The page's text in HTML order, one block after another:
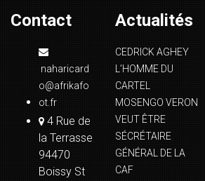
Contact
naharicard
o@afrikafo
ot.fr
4 Rue de
la Terrasse
94470
Boissy St
Actualités
CEDRICK AGHEY
L’HOMME DU
CARTEL
MOSENGO VERON
VEUT ÊTRE
SÉCRÉTAIRE
GÉNÉRAL DE LA
CAF